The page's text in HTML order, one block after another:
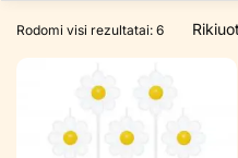
Rodomi visi rezultatai: 6Rūšiuojama
populiarumą